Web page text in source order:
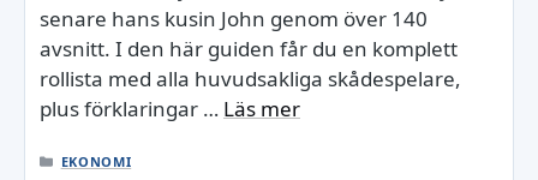
senare hans kusin John genom över 140
avsnitt. I den här guiden får du en komplett
rollista med alla huvudsakliga skådespelare,
plus förklaringar … Läs mer
KATEGORIER
EKONOMI